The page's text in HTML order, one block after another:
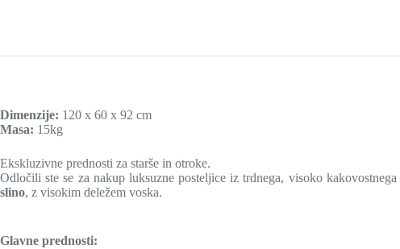
Dimenzije: 120 x 60 x 92 cm
Masa: 15kg
Ekskluzivne prednosti za starše in otroke.
Odločili ste se za nakup luksuzne posteljice iz trdnega, visoko kakovostnega
slino, z visokim deležem voska.
Glavne prednosti: